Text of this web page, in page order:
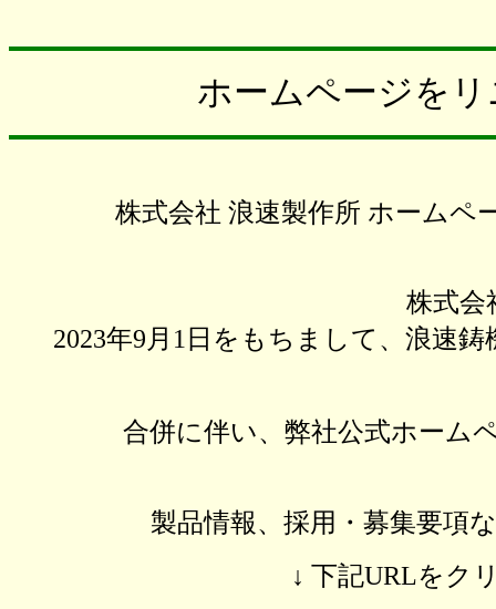
ホームページを
株式会社 浪速製作所 ホーム
株式会
2023年9月1日をもちまして、浪速
合併に伴い、弊社公式ホーム
製品情報、採用・募集要項
↓ 下記URLをク